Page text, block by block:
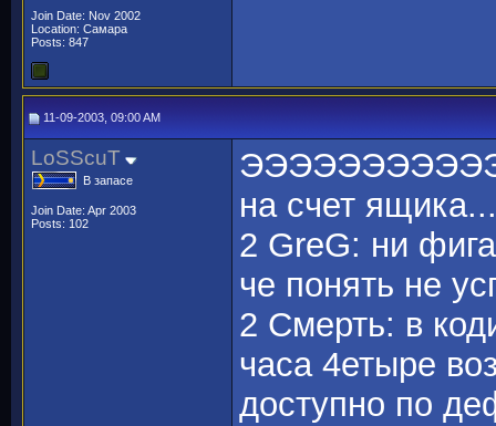
Join Date: Nov 2002
Location: Самара
Posts: 847
11-09-2003, 09:00 AM
LoSScuT
В запасе
Join Date: Apr 2003
Posts: 102
на счет
2 GreG: ни
че понять не
2 Смерть: в
часа 4етыре
доступно по